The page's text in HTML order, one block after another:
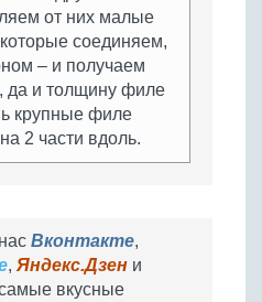
от них малые
соединяем,
– и получаем
да и толщину филе
крупные филе
2 части вдоль.
Вконтакте,
, Яндекс.Дзен и
вкусные